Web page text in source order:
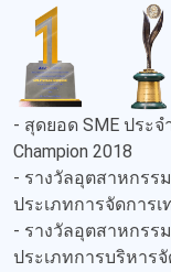
- สุดยอด SME ประจ
Champion 2018
- รางวัลอุตสาหกรร
ประเภทการจัดการ
- รางวัลอุตสาหกรร
ประเภทการบริหารจั